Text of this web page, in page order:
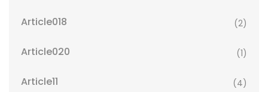
Article018 (2)
Article020 (1)
Article11 (4)